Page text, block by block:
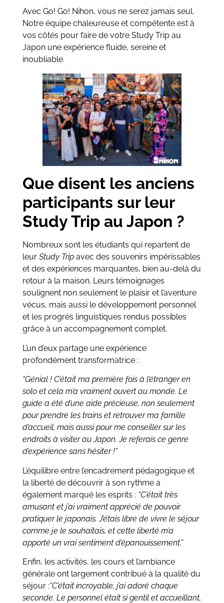
Avec Go! Go! Nihon, vous ne serez jamais seul.
Notre équipe chaleureuse et compétente est à
vos côtés pour faire de votre Study Trip au
Japon une expérience fluide, sereine et
inoubliable.
Que disent les anciens
participants sur leur
Study Trip au Japon ?
Nombreux sont les étudiants qui repartent de
leur Study Tripavec des souvenirs impérissables
et des expériences marquantes, bien au-delà du
retour à la maison. Leurs témoignages
soulignent non seulement le plaisir et l’aventure
vécus, mais aussi le développement personnel
et les progrès linguistiques rendus possibles
grâce à un accompagnement complet.
L’un d’eux partage une expérience
profondément transformatrice :
“Génial ! C’était ma première fois à l’étranger en
solo et cela m’a vraiment ouvert au monde. Le
guide a été d’une aide précieuse, non seulement
pour prendre les trains et retrouver ma famille
d’accueil, mais aussi pour me conseiller sur les
endroits à visiter au Japon. Je referais ce genre
d’expérience sans hésiter !”
L’équilibre entre l’encadrement pédagogique et
la liberté de découvrir à son rythme a
également marqué les esprits : “C’était très
amusant et j’ai vraiment apprécié de pouvoir
pratiquer le japonais. J’étais libre de vivre le séjour
comme je le souhaitais, et cette liberté m’a
apporté un vrai sentiment d’épanouissement.”
Enfin, les activités, les cours et l’ambiance
générale ont largement contribué à la qualité du
séjour :“C’était incroyable, j’ai adoré chaque
seconde. Le personnel était si gentil et accueillant,